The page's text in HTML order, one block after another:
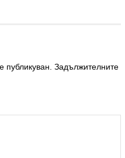
публикуван. Задължителните